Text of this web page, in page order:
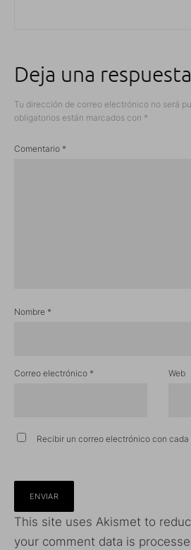
Deja una respuesta
Tu dirección de correo electrónico no será
obligatorios están marcados con *
Comentario *
Nombre *
Correo electrónico * Web
Recibir un correo electrónico con
This site uses Akismet to
your comment data is